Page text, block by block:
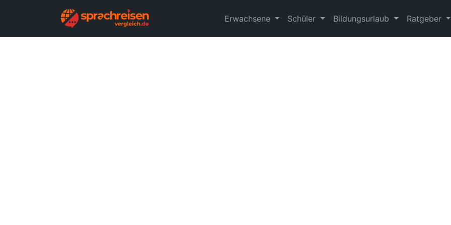
Erwachsene Schüler Bildungsurlaub Ratgeber